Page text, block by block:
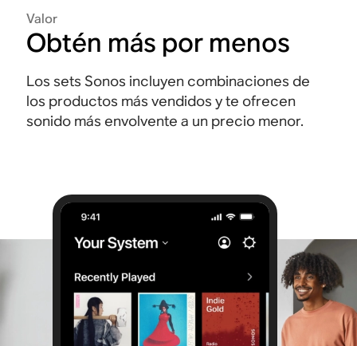
Valor
Obtén más por menos
Los sets Sonos incluyen combinaciones de
los productos más vendidos y te ofrecen
sonido más envolvente a un precio menor.